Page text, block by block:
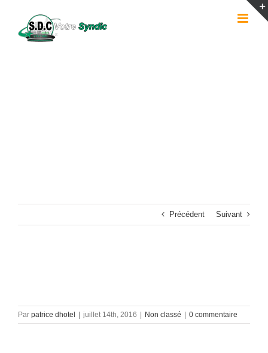
contenu
Précédent Suivant
Par patrice dhotel juillet 14th, 2016 Non classé 0 commentaire